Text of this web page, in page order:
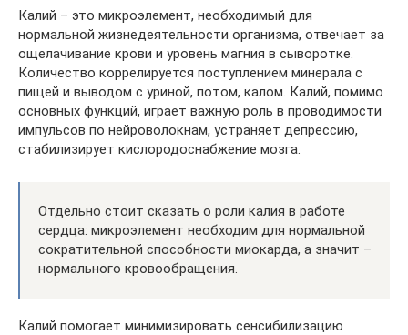
Калий – это микроэлемент, необходимый для
нормальной жизнедеятельности организма, отвечает за
ощелачивание крови и уровень магния в сыворотке.
Количество коррелируется поступлением минерала с
пищей и выводом с уриной, потом, калом. Калий, помимо
основных функций, играет важную роль в проводимости
импульсов по нейроволокнам, устраняет депрессию,
стабилизирует кислородоснабжение мозга.
Отдельно стоит сказать о роли калия в работе
сердца: микроэлемент необходим для нормальной
сократительной способности миокарда, а значит –
нормального кровообращения.
Калий помогает минимизировать сенсибилизацию